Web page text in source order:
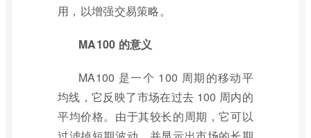
用，以增强交易策略。
MA100 的意义
MA100 是一个 100 周期的移动平
均线，它反映了市场在过去 100 周内的
平均价格。由于其较长的周期，它可以